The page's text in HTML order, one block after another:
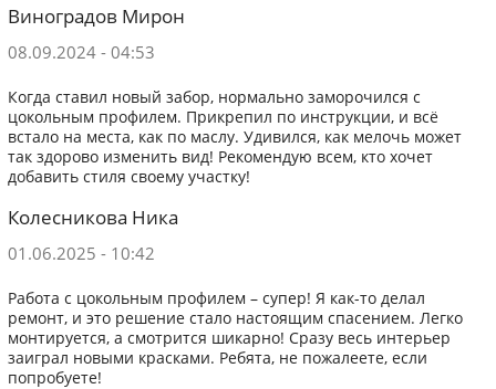
Виноградов Мирон
08.09.2024 - 04:53
Когда ставил новый забор, нормально заморочился с
цокольным профилем. Прикрепил по инструкции, и всё
встало на места, как по маслу. Удивился, как мелочь может
так здорово изменить вид! Рекомендую всем, кто хочет
добавить стиля своему участку!
Колесникова Ника
01.06.2025 - 10:42
Работа с цокольным профилем – супер! Я как-то делал
ремонт, и это решение стало настоящим спасением. Легко
монтируется, а смотрится шикарно! Сразу весь интерьер
заиграл новыми красками. Ребята, не пожалеете, если
попробуете!